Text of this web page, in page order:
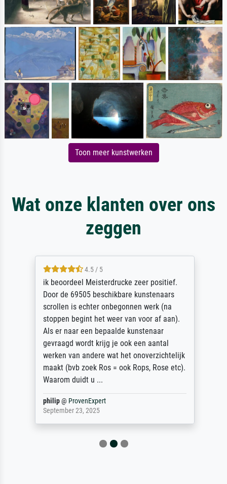
Toon meer kunstwerken
Wat onze klanten over ons
zeggen
4.5 / 5
ik beoordeel Meisterdrucke zeer positief.
Door de 69505 beschikbare kunstenaars
scrollen is echter onbegonnen werk (na
stoppen begint het weer van voor af aan).
Als er naar een bepaalde kunstenaar
gevraagd wordt krijg je ook een aantal
werken van andere wat het onoverzichtelijk
maakt (bvb zoek Ros = ook Rops, Rose etc).
Waarom duidt u ...
philip@ ProvenExpert
September 23, 2025